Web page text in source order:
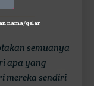
nama/gelar
semuanya
apa yang
mereka sendiri